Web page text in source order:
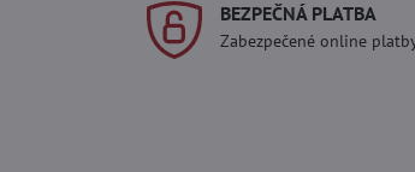
BEZPEČNÁ PLATBA
Zabezpečené online